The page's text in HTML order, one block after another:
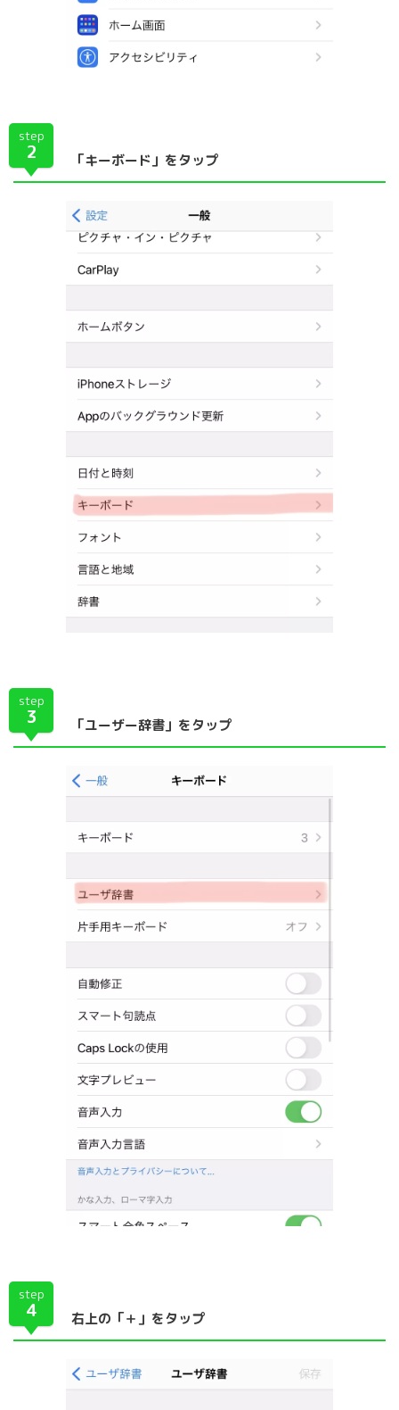
step
2 「キーボード」をタップ
step
3 「ユーザー辞書」をタップ
step
4 右上の「＋」をタップ